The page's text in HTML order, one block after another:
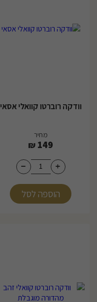
וודקה רוברטו קוואלי אסאי
מחיר
149
₪
הוספה לסל